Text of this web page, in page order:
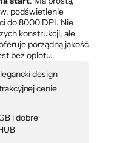
podświetlenie
do 8000 DPI. Nie
konstrukcji, ale
porządną jakość
bez oplotu.
design
cenie
i dobre